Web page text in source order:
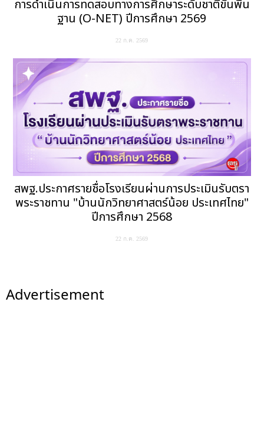
การดำเนินการทดสอบทางการศึกษาระดับชาติขั้นพื้น
ฐาน (O-NET) ปีการศึกษา 2569
22 ก.ค. 2569
สพฐ.ประกาศรายชื่อโรงเรียนผ่านการประเมินรับตรา
พระราชทาน "บ้านนักวิทยาศาสตร์น้อย ประเทศไทย"
ปีการศึกษา 2568
22 ก.ค. 2569
Advertisement